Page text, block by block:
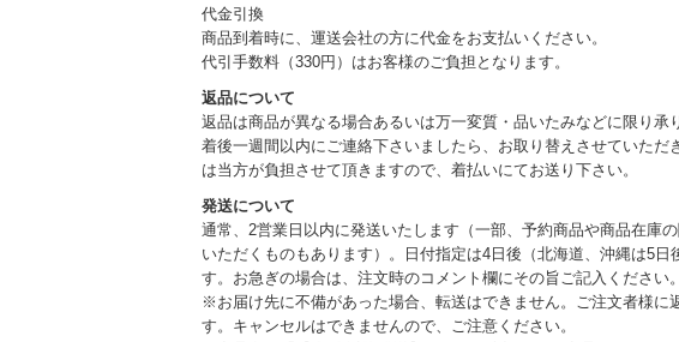
代金引換
商品到着時に、運送会社の方に代金をお支払いください。
代引手数料（330円）はお客様のご負担となります。
返品について
返品は商品が異なる場合あるいは万一変質・品いたみなどに限り承
着後一週間以内にご連絡下さいましたら、お取り替えさせていただ
は当方が負担させて頂きますので、着払いにてお送り下さい。
発送について
通常、2営業日以内に発送いたします（一部、予約商品や商品在庫
いただくものもあります）。日付指定は4日後（北海道、沖縄は5日
す。お急ぎの場合は、注文時のコメント欄にその旨ご記入ください。
※お届け先に不備があった場合、転送はできません。ご注文者様に
す。キャンセルはできませんので、ご注意ください。